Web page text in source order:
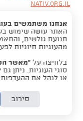
nativ.org.il
אנחנו משתמשים
האתר עושה שימוש
תנועת גולשים,
מהעוגיות חיוניות
בלחיצה על “מאשר
סוגי העוגיות. ניתן
או לנהל את
סירוב